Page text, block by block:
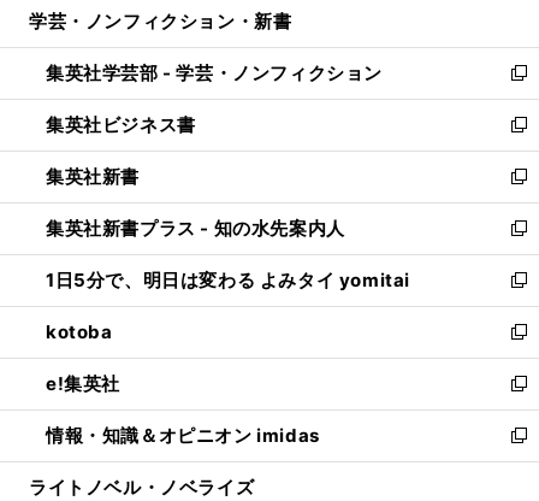
開
く
ウ
で
開
く
ン
ド
ウ
で
開
く
ウ
ィ
ン
ド
ウ
で
開
く
学芸・ノンフィクション・新書
集英社学芸部 - 学芸・ノンフィクション
新
し
い
ウ
ィ
ン
ド
ウ
で
開
く
集英社ビジネス書
新
し
い
ウ
ィ
ン
ド
ウ
で
開
く
集英社新書
新
し
い
ウ
ィ
ン
ド
ウ
で
開
く
集英社新書プラス - 知の水先案内人
新
し
い
ウ
ィ
ン
ド
ウ
で
開
1日5分で、明日は変わる よみタイ yomitai
新
し
い
ウ
ィ
ン
ド
ウ
kotoba
新
し
い
ウ
ィ
ン
e!集英社
新
し
い
ウ
情報・知識＆オピニオン imidas
新
し
ライトノベル・ノベライズ